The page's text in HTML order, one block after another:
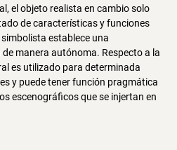
el objeto realista en cambio solo
de características y funciones
establece una
manera autónoma. Respecto a la
es utilizado para determinada
y puede tener función pragmática
escenográficos que se injertan en